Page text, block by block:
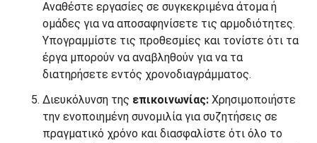
Αναθέστε εργασίες σε συγκεκριμένα άτομα ή
ομάδες για να αποσαφηνίσετε τις αρμοδιότητες.
Υπογραμμίστε τις προθεσμίες και τονίστε ότι τα
έργα μπορούν να αναβληθούν για να τα
διατηρήσετε εντός χρονοδιαγράμματος.
Διευκόλυνση της επικοινωνίας: Χρησιμοποιήστε
την ενοποιημένη συνομιλία για συζητήσεις σε
πραγματικό χρόνο και διασφαλίστε ότι όλο το